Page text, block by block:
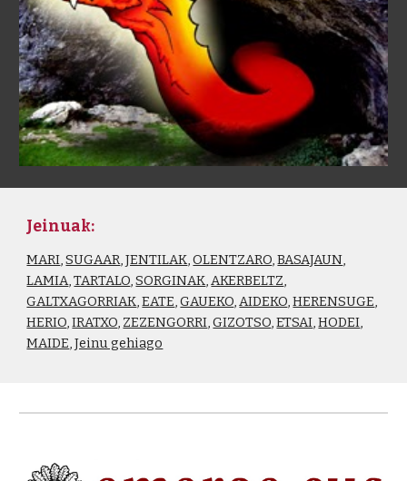
Jeinuak:
MARI, SUGAAR, JENTILAK, OLENTZARO, BASAJAUN
LAMIA, TARTALO, SORGINAK, AKERBELTZ
GALTXAGORRIAK, EATE, GAUEKO, AIDEKO, HERENSUGE
HERIO, IRATXO, ZEZENGORRI, GIZOTSO, ETSAI, HODEI
MAIDE, Jeinu gehiago